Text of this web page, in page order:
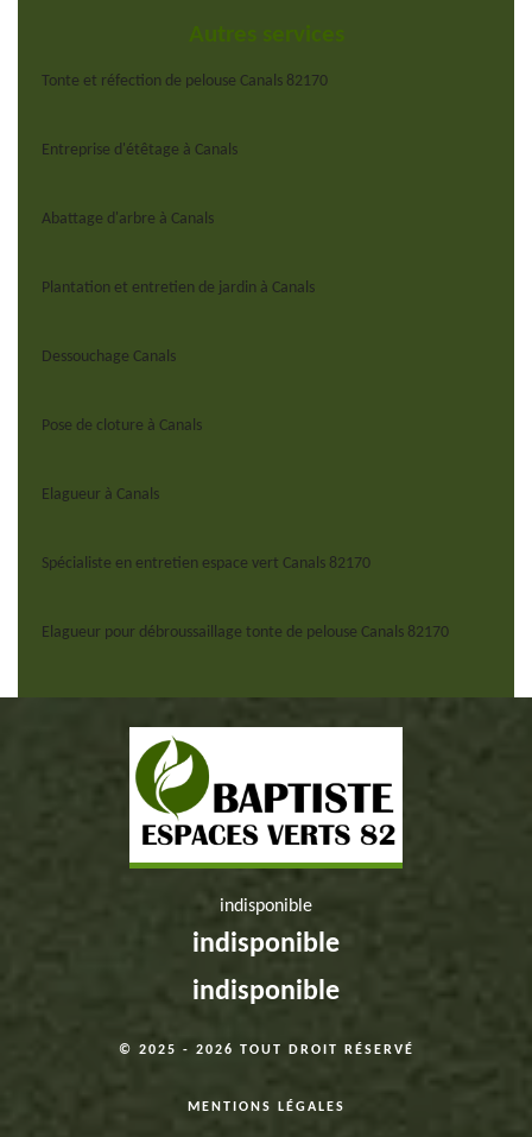
Autres services
Tonte et réfection de pelouse Canals 82170
Entreprise d'étêtage à Canals
Abattage d'arbre à Canals
Plantation et entretien de jardin à Canals
Dessouchage Canals
Pose de cloture à Canals
Elagueur à Canals
Spécialiste en entretien espace vert Canals 82170
Elagueur pour débroussaillage tonte de pelouse Canals 82170
indisponible
indisponible
indisponible
© 2025 - 2026 TOUT DROIT RÉSERVÉ
MENTIONS LÉGALES